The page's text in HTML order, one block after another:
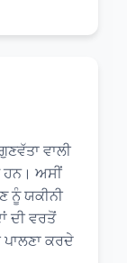
ਵਾਲੀ
ਹਨ। ਅਸੀਂ
ਨੂੰ ਯਕੀਨੀ
ਦੀ ਵਰਤੋਂ
ਕਰਦੇ